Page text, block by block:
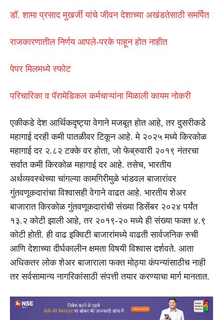
डॉ. शामा प्रसाद मुखर्जी यांचे जीवन देशाच्या अखंडतेसाठी समर्पित
राजकारणातील निर्णय आपले-परके पाहून होत नाहीत
पेपर मिलमध्ये स्फोट
परिचारिका व पॅरामेडिकल कर्मचाऱ्यांना मिळाली कायम नोकरी
एकीकडे देश आर्थिकदृष्ट्या वेगाने मजबूत होत आहे, तर दुसरीकडे
महागाई दरही कमी पातळीवर टिकून आहे. मे २०२५ मध्ये किरकोळ
महागाई दर २.८२ टक्के वर होता, जो फेब्रुवारी २०१९ नंतरचा
सर्वात कमी किरकोळ महागाई दर आहे. तसेच, भारतीय
अर्थव्यवस्थेच्या चांगल्या कामगिरीमुळे भांडवल बाजारांवर
गुंतवणूकदारांचा विश्वासही वेगाने वाढत आहे. भारतीय शेअर
बाजारात किरकोळ गुंतवणूकदारांची संख्या डिसेंबर २०२४ पर्यंत
१३.२ कोटी झाली आहे, तर २०१९-२० मध्ये ही संख्या फक्त ४.९
कोटी होती. ही वाढ इक्विटी बाजारांमध्ये वाढती सार्वजनिक रुची
आणि देशाच्या दीर्घकालीन क्षमता विषयी विश्वास दर्शवते. आता
अधिकतर लोक शेअर बाजाराला फक्त मोठ्या कंपन्यांसाठीच नाही
तर सर्वसामान्य नागरिकांसाठी संपत्ती तयार करण्याचा मार्ग मानतात.